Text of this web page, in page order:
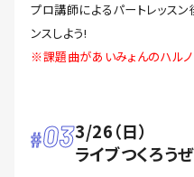
プロ講師によるパートレッス
ンスしよう!
※課題曲があいみょんのハル
033/26（日）
ライブつくろうぜ